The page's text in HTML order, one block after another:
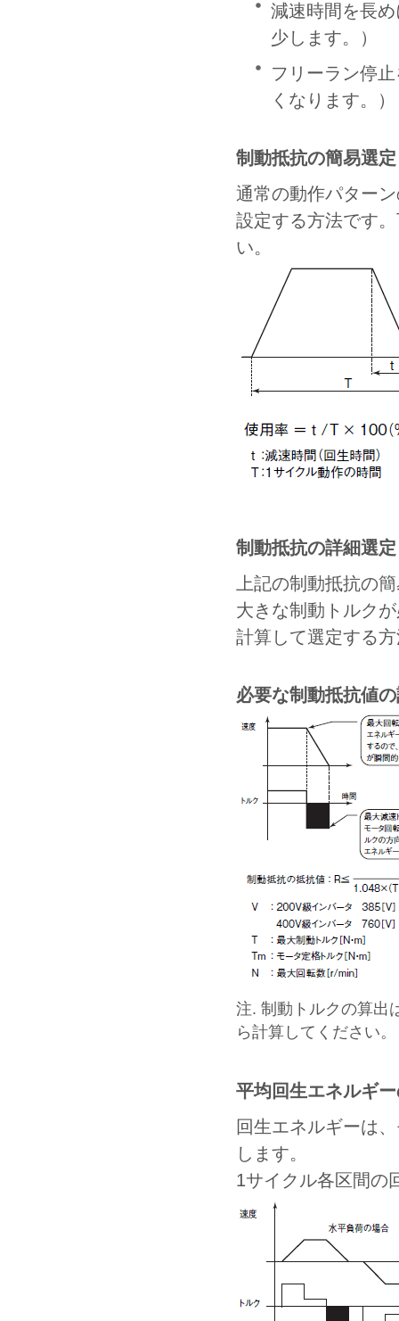
減速時間を長
少します。）
フリーラン停
くなります。）
制動抵抗の簡易選定
通常の動作パター
設定する方法です
い。
制動抵抗の詳細選定
上記の制動抵抗の
大きな制動トルク
計算して選定する
必要な制動抵抗値
注. 制動トルクの算出
ら計算してください。
平均回生エネルギ
回生エネルギーは
します。
1サイクル各区間の